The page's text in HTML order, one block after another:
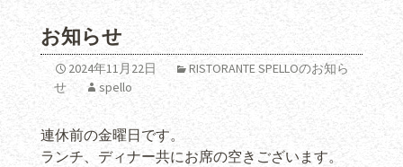
お知らせ
2024年11月22日
RISTORANTE SPELLOのお知ら
せ
spello
連休前の金曜日です。
ランチ、ディナー共にお席の空きございます。